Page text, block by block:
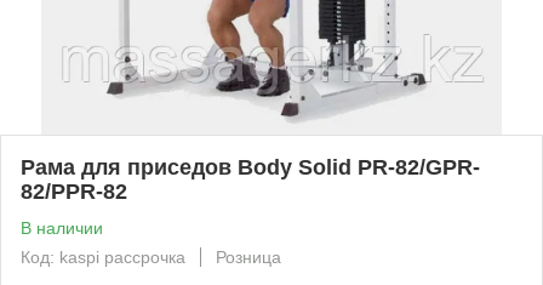
Рама для приседов Body Solid PR-82/GPR-
82/PPR-82
В наличии
Код: kaspi рассрочка
Розница